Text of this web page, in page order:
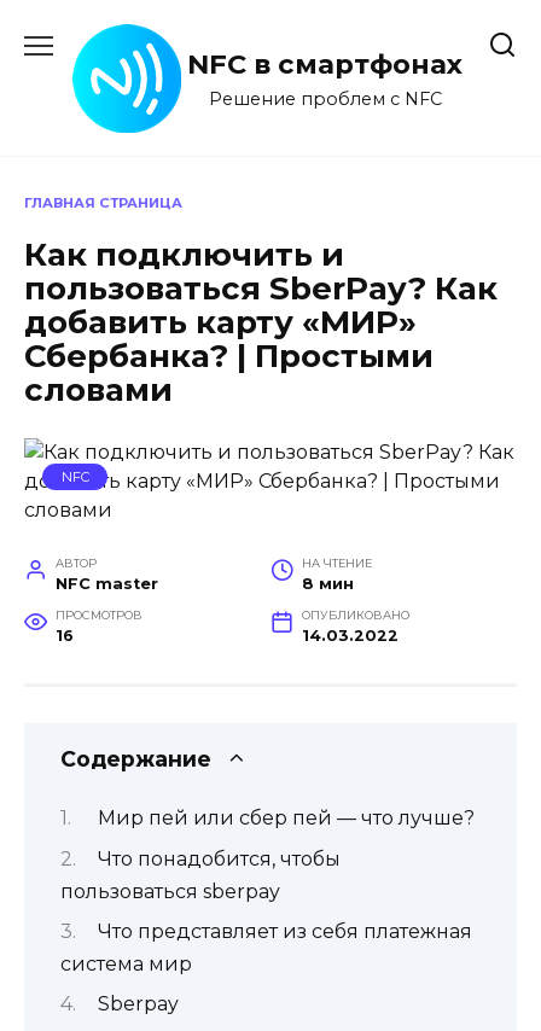
содержанию
NFC в смартфонах
Решение проблем с NFC
ГЛАВНАЯ СТРАНИЦА
Как подключить и
пользоваться SberPay? Как
добавить карту «МИР»
Сбербанка? | Простыми
словами
NFC
АВТОР
NFC master
НА ЧТЕНИЕ
8 мин
ПРОСМОТРОВ
16
ОПУБЛИКОВАНО
14.03.2022
Содержание
Мир пей или сбер пей — что лучше?
Что понадобится, чтобы
пользоваться sberpay
Что представляет из себя платежная
система мир
Sberpay